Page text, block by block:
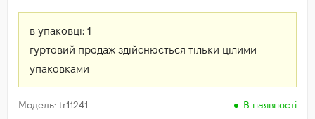
в упаковці: 1
гуртовий продаж здійснюється тільки цілими
упаковками
Модель: tr11241 В наявності